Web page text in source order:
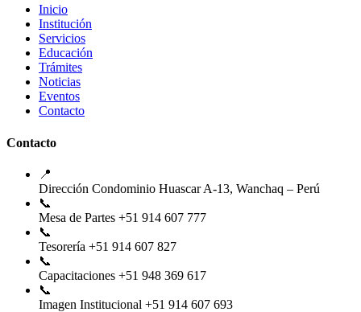
Inicio
Institución
Servicios
Educación
Trámites
Noticias
Eventos
Contacto
Contacto
📍
Dirección Condominio Huascar A-13, Wanchaq – Perú
📞
Mesa de Partes +51 914 607 777
📞
Tesorería +51 914 607 827
📞
Capacitaciones +51 948 369 617
📞
Imagen Institucional +51 914 607 693